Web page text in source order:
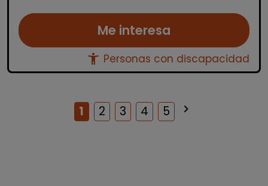
Me interesa
accessibility_new Personas con discapacidad
1 2 3 4 5 keyboard_arrow_right